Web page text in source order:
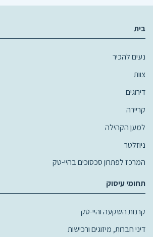
בית
נעים להכיר
צוות
דירוגים
קריירה
למען הקהילה
ניוזלטר
המרכז לפתרון סכסוכים בהיי-טק
תחומי עיסוק
קרנות השקעה והיי-טק
דיני חברות, מיזוגים ורכישות